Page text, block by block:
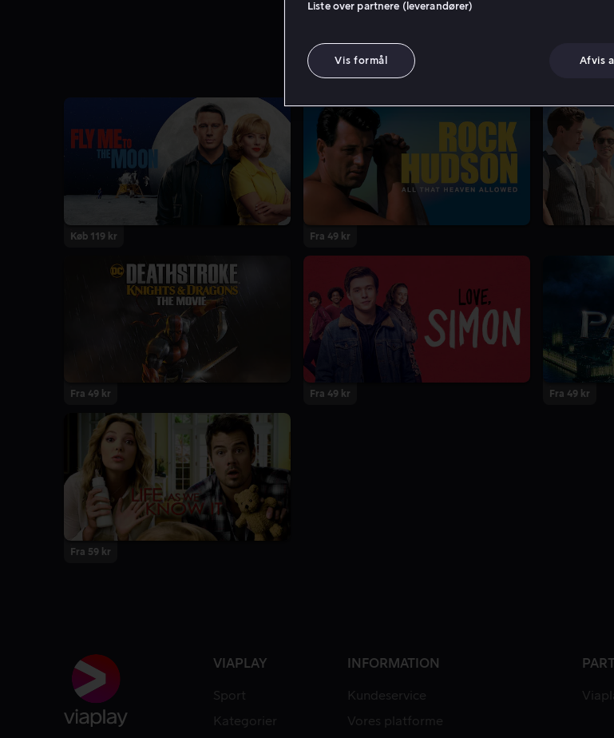
Køb 119 kr Fra 49 kr
Fra 49 kr Fra 49 kr Fra 49 kr
Fra 59 kr
VIAPLAY
Sport
Kategorier
INFORMATION
Kundeservice
Vores platforme
Liste over partnere (leverandører)
Vis formål Afvis